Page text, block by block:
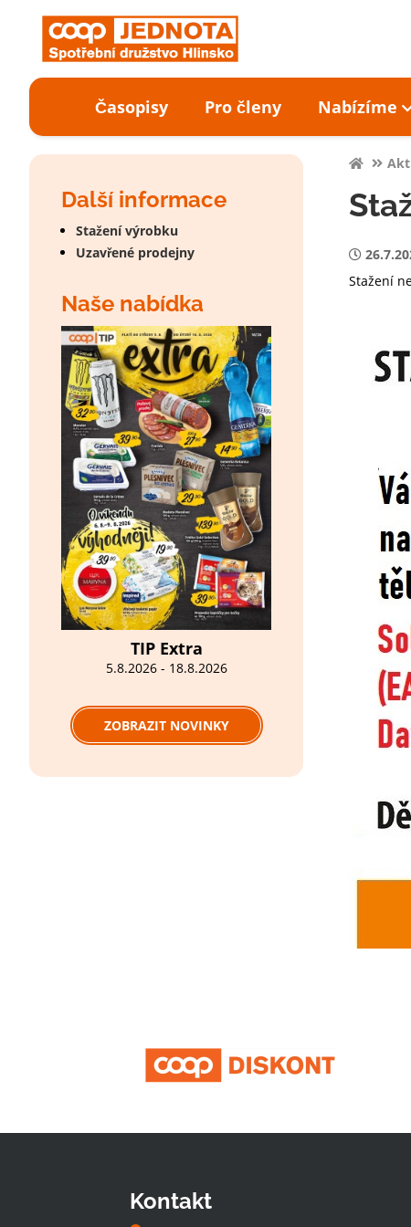
Časopisy Pro členy Nabízíme
Další informace
Stažení výrobku
Uzavřené prodejny
Naše nabídka
TIP Extra
5.8.2026 - 18.8.2026
ZOBRAZIT NOVINKY
Stažení
Kontakt